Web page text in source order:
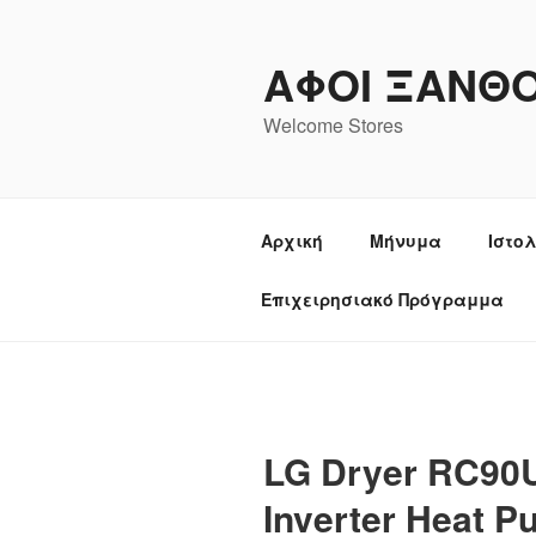
ΑΦΟΙ
Welcome Stores
Αρχική Μήνυμα
Επιχειρησιακό Πρόγραμμα
LG Dryer
Inverter Heat